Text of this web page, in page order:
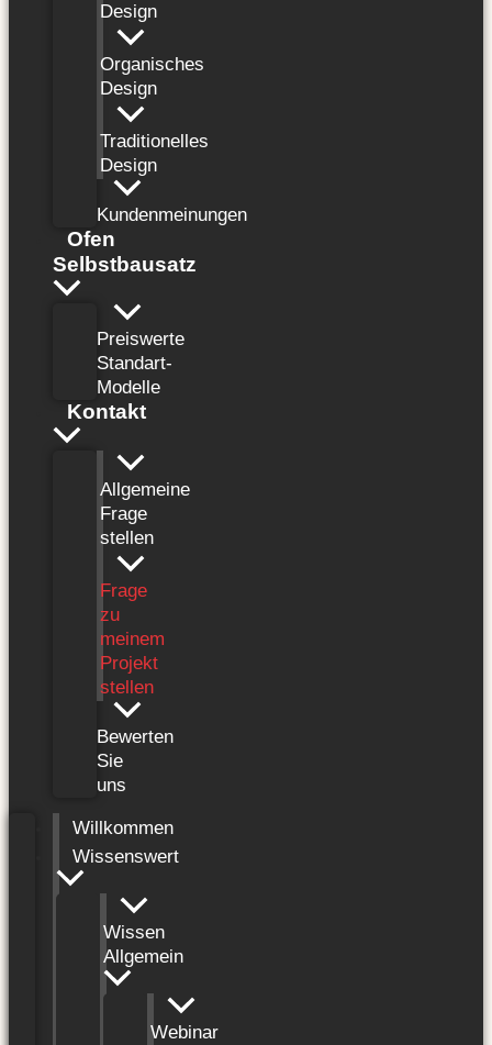
Design
Organisches
Design
Traditionelles
Design
Kundenmeinungen
Ofen
Selbstbausatz
Preiswerte
Standart-
Modelle
Kontakt
Allgemeine
Frage
stellen
Frage
zu
meinem
Projekt
stellen
Bewerten
Sie
uns
Willkommen
Wissenswert
Wissen
Allgemein
Webinar